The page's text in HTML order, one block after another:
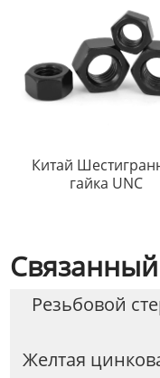
Китай
гайка UNC
Связанный
Резьбовой
Желтая